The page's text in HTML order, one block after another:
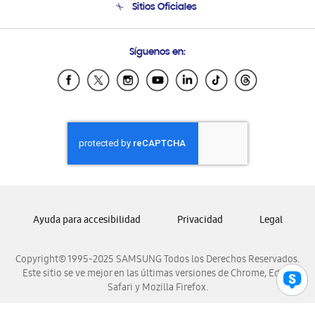
Condiciones de Compra
Soporte vía eMail
Sitios Oficiales
Samsung Ecuador
Samsung El Salvador
Samsung Honduras
Samsung Nicaragua
Samsung Panamá
Samsung Venezuela
Síguenos en:
Copyright© 1995-2025 SAMSUNG Todos los Derechos Reservados.
Este sitio se ve mejor en las últimas versiones de Chrome, Edge,
Safari y Mozilla Firefox.
Ayuda para accesibilidad Privacidad Legal